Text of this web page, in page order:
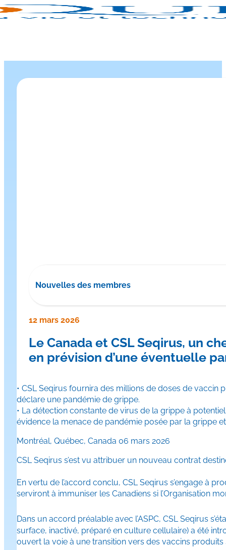
Nouvelles des membres
12 mars 2026
Le Canada et CSL Seqirus, un
en prévision d’une éventuelle
• CSL Seqirus fournira des millions de doses de vaccin
déclare une pandémie de grippe.
• La détection constante de virus de la grippe à
évidence la menace de pandémie posée par la grippe
Montréal, Québec, Canada 06 mars 2026
CSL Seqirus s’est vu attribuer un nouveau contrat
En vertu de l’accord conclu, CSL Seqirus s’engage à
serviront à immuniser les Canadiens si l’Organisation
Dans un accord préalable avec l’ASPC, CSL Seqirus
surface, inactivé, préparé en culture cellulaire) a été
ouvert la voie à une transition vers des vaccins